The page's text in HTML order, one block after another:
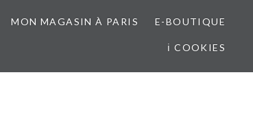
MON MAGASIN À PARIS E-BOUTIQUE
ℹ COOKIES